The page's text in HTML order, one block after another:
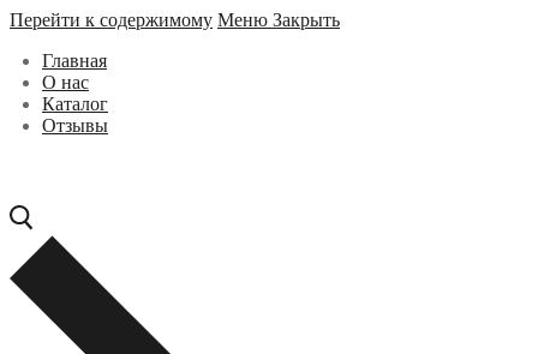
Перейти к содержимому Меню Закрыть
Главная
О нас
Каталог
Отзывы